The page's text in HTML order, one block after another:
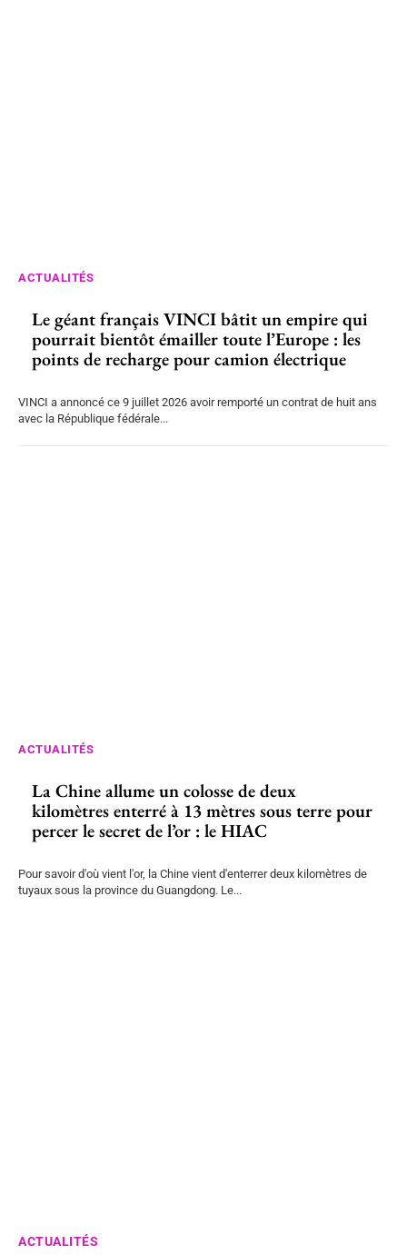
ACTUALITÉS
Le géant français VINCI bâtit un empire qui
pourrait bientôt émailler toute l’Europe : les
points de recharge pour camion électrique
VINCI a annoncé ce 9 juillet 2026 avoir remporté un contrat de huit ans
avec la République fédérale...
ACTUALITÉS
La Chine allume un colosse de deux
kilomètres enterré à 13 mètres sous terre pour
percer le secret de l’or : le HIAC
Pour savoir d'où vient l'or, la Chine vient d'enterrer deux kilomètres de
tuyaux sous la province du Guangdong. Le...
ACTUALITÉS